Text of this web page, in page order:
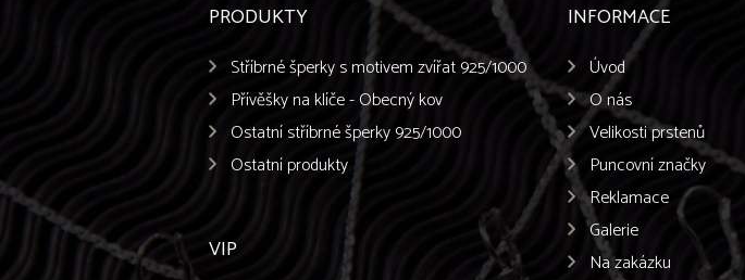
PRODUKTY
Stříbrné šperky s motivem zvířat 925/1000
Přívěšky na klíče - Obecný kov
Ostatní stříbrné šperky 925/1000
Ostatní produkty
VIP
INFORMACE
Úvod
O nás
Velikosti prstenů
Puncovní značky
Reklamace
Galerie
Na zakázku